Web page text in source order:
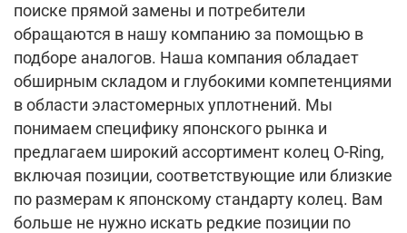
поиске прямой замены и потребители
обращаются в нашу компанию за помощью в
подборе аналогов. Наша компания обладает
обширным складом и глубокими компетенциями
в области эластомерных уплотнений. Мы
понимаем специфику японского рынка и
предлагаем широкий ассортимент колец O-Ring,
включая позиции, соответствующие или близкие
по размерам к японскому стандарту колец. Вам
больше не нужно искать редкие позиции по